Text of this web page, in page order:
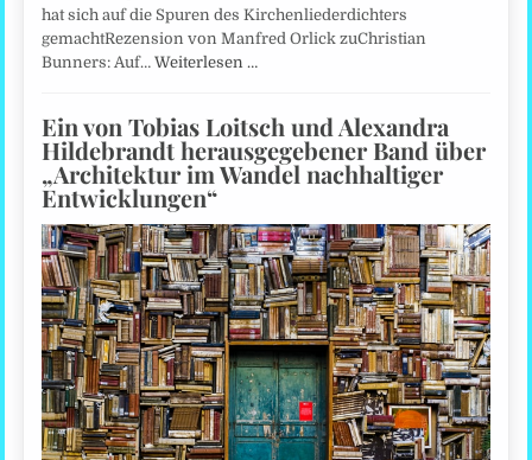
hat sich auf die Spuren des Kirchenliederdichters
gemachtRezension von Manfred Orlick zuChristian
Bunners: Auf…Weiterlesen …
Ein von Tobias Loitsch und Alexandra
Hildebrandt herausgegebener Band über
„Architektur im Wandel nachhaltiger
Entwicklungen“